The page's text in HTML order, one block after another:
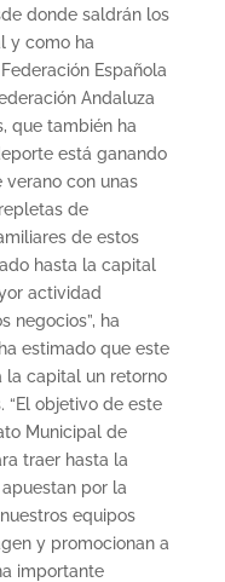
donde saldrán los
y como ha
Española
Andaluza
que también ha
está ganando
con unas
de
de estos
hasta la capital
actividad
negocios”, ha
estimado que este
la capital un retorno
“El objetivo de este
Municipal de
traer hasta la
por la
equipos
y promocionan a
importante